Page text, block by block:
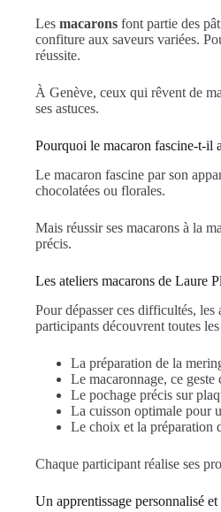
Les macarons font partie des
confiture aux saveurs variées.
réussite.
À Genève, ceux qui rêvent de
ses astuces.
Pourquoi le macaron fascine-t-il
Le macaron fascine par son
chocolatées ou florales.
Mais réussir ses macarons à la
précis.
Les ateliers macarons de Laure
Pour dépasser ces difficultés,
participants découvrent toutes les
La préparation de la
Le macaronnage, ce
Le pochage précis sur
La cuisson optimale pour
Le choix et la préparation
Chaque participant réalise ses
Un apprentissage personnalisé et